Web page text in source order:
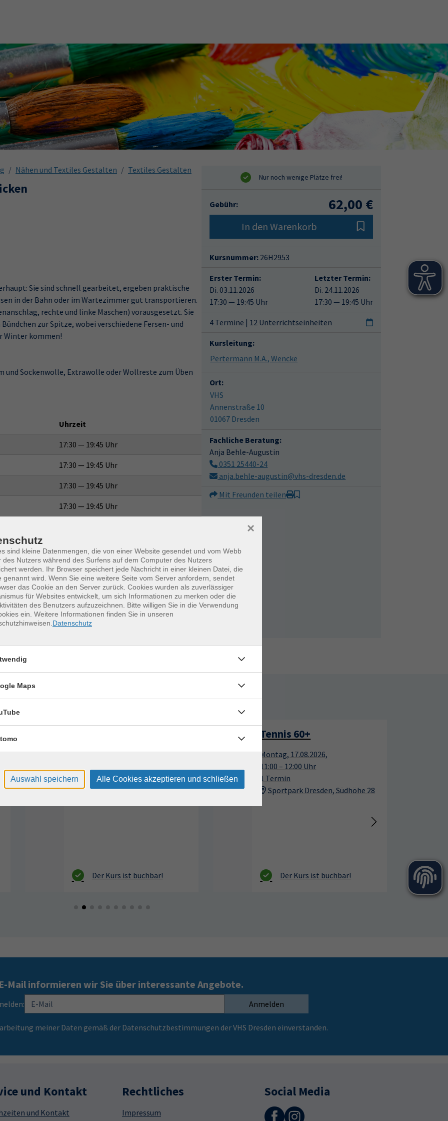
Nähen und Textiles Gestalten Textiles Gestalten
Sie sind schnell gearbeitet, ergeben praktische
in der Bahn oder im Wartezimmer gut transportieren.
rechte und linke Maschen) vorausgesetzt. Sie
zur Spitze, wobei verschiedene Fersen- und
Winter kommen!
Sockenwolle, Extrawolle oder Wollreste zum Üben
Uhrzeit
17:30 — 19:45 Uhr
17:30 — 19:45 Uhr
17:30 — 19:45 Uhr
17:30 — 19:45 Uhr
08.09.2026— 29.09.2026
4x | 17:30 — 19:45 Uhr
12.01.2027—26.01.2027
3x | 17:30 — 19:45 Uhr
16.01.2027
Gebühr: 62,00 €
In den Warenkorb
Kursnummer: 26H2953
Erster Termin:
Di. 03.11.2026
17:30 — 19:45 Uhr
Letzter Termin:
Di. 24.11.2026
17:30 — 19:45 Uhr
4 Termine | 12 Unterrichtseinheiten
Kursleitung:
Pertermann M.A., Wencke
Ort:
VHS
Annenstraße 10
01067 Dresden
Fachliche Beratung:
Anja Behle-Augustin
0351 25440-24
anja.behle-augustin@vhs-dresden.de
Mit Freunden teilen
für unvergessliche Sommertage
Montag, 17.08.2026,
1 Termin
Sportpark Dresden, Südhöhe 28
17 Tennis für Anfänger
Montag, 17.08.2026,
12:00 – 13:00 Uhr
10 Termine
Sportpark Dresden, Südhöhe 28
Mail informieren wir Sie über interessante Angebote.
Anmelden
meiner Daten gemäß der Datenschutzbestimmungen der VHS Dresden einverstanden.
und Kontakt
und Kontakt
Rechtliches
Impressum
Social Media
sind kleine Datenmengen, die von einer Website gesendet und vom Webb
des Nutzers während des Surfens auf dem Computer des Nutzers
werden. Ihr Browser speichert jede Nachricht in einer kleinen Datei, die
genannt wird. Wenn Sie eine weitere Seite vom Server anfordern, sendet
das Cookie an den Server zurück. Cookies wurden als zuverlässiger
für Websites entwickelt, um sich Informationen zu merken oder die
des Benutzers aufzuzeichnen. Bitte willigen Sie in die Verwendung
ein. Weitere Informationen finden Sie in unseren
Datenschutz
×
Maps
Auswahl speichern Alle Cookies akzeptieren und schließen